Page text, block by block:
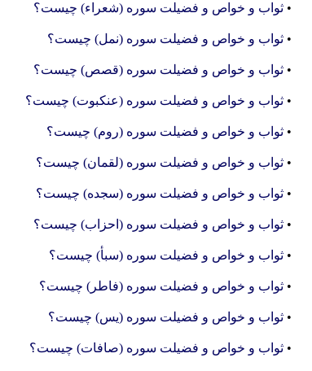
• ثواب و خواص و فضیلت سوره (شعراء) چیست؟
• ثواب و خواص و فضیلت سوره (نمل) چیست؟
• ثواب و خواص و فضیلت سوره (قصص) چیست؟
• ثواب و خواص و فضیلت سوره (عنکبوت) چیست؟
• ثواب و خواص و فضیلت سوره (روم) چیست؟
• ثواب و خواص و فضیلت سوره (لقمان) چیست؟
• ثواب و خواص و فضیلت سوره (سجده) چیست؟
• ثواب و خواص و فضیلت سوره (احزاب) چیست؟
• ثواب و خواص و فضیلت سوره (سبأ) چیست؟
• ثواب و خواص و فضیلت سوره (فاطر) چیست؟
• ثواب و خواص و فضیلت سوره (یس) چیست؟
• ثواب و خواص و فضیلت سوره (صافات) چیست؟